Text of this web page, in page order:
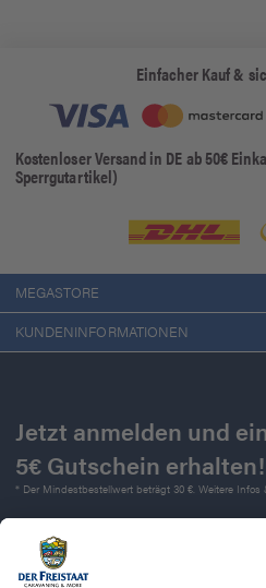
Einfacher Kauf &
Kostenloser Versand in DE ab 50€
Sperrgutartikel)
MEGASTORE
KUNDENINFORMATIONEN
Jetzt anmelden und
5€ Gutschein
* Der Mindestbestellwert beträgt 30 €. Weitere